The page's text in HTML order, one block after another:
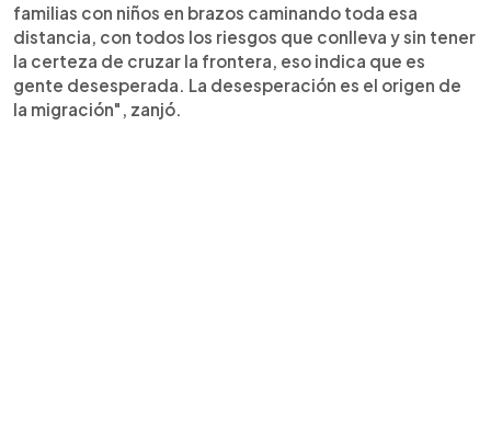
familias con niños en brazos caminando toda esa
distancia, con todos los riesgos que conlleva y sin tener
la certeza de cruzar la frontera, eso indica que es
gente desesperada. La desesperación es el origen de
la migración", zanjó.